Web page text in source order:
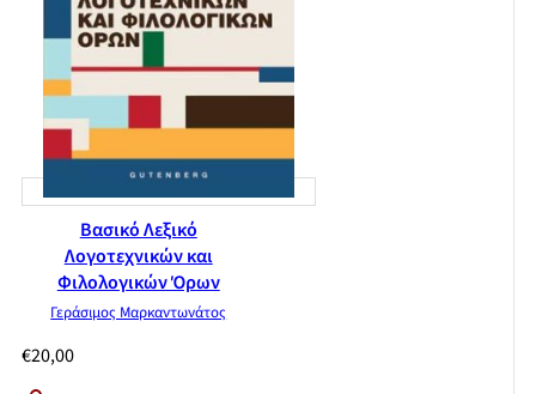
Βασικό Λεξικό
Λογοτεχνικών και
Φιλολογικών Όρων
Γεράσιμος Μαρκαντωνάτος
€20,00